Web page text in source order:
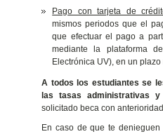
Pago con tarjeta de
mismos periodos que el
que efectuar el pago a
mediante la plataforma
Electrónica UV), en un
A todos los estudiantes se
las tasas administrativas
solicitado beca con
En caso de que te